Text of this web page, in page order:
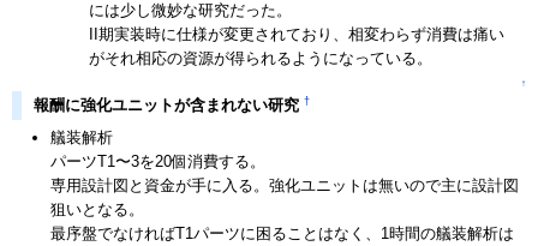
には少し微妙な研究だった。
II期実装時に仕様が変更されており、相変わらず消費は痛い
がそれ相応の資源が得られるようになっている。
↑
報酬に強化ユニットが含まれない研究 †
艤装解析
パーツT1〜3を20個消費する。
専用設計図と資金が手に入る。強化ユニットは無いので主に設計図
狙いとなる。
最序盤でなければT1パーツに困ることはなく、1時間の艤装解析は